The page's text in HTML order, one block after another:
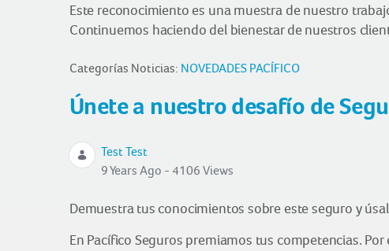
Este reconocimiento es una muestra de nuestro
Continuemos haciendo del bienestar de nuestros
Categorías Noticias: NOVEDADES PACÍFICO
Únete a nuestro desafío de
Test Test
9 Years Ago - 4106 Views
Demuestra tus conocimientos sobre este seguro y
En Pacífico Seguros premiamos tus competencias.